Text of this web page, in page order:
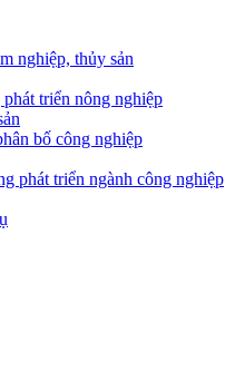
nghiệp, thủy sản
triển nông nghiệp
bố công nghiệp
phát triển ngành công nghiệp